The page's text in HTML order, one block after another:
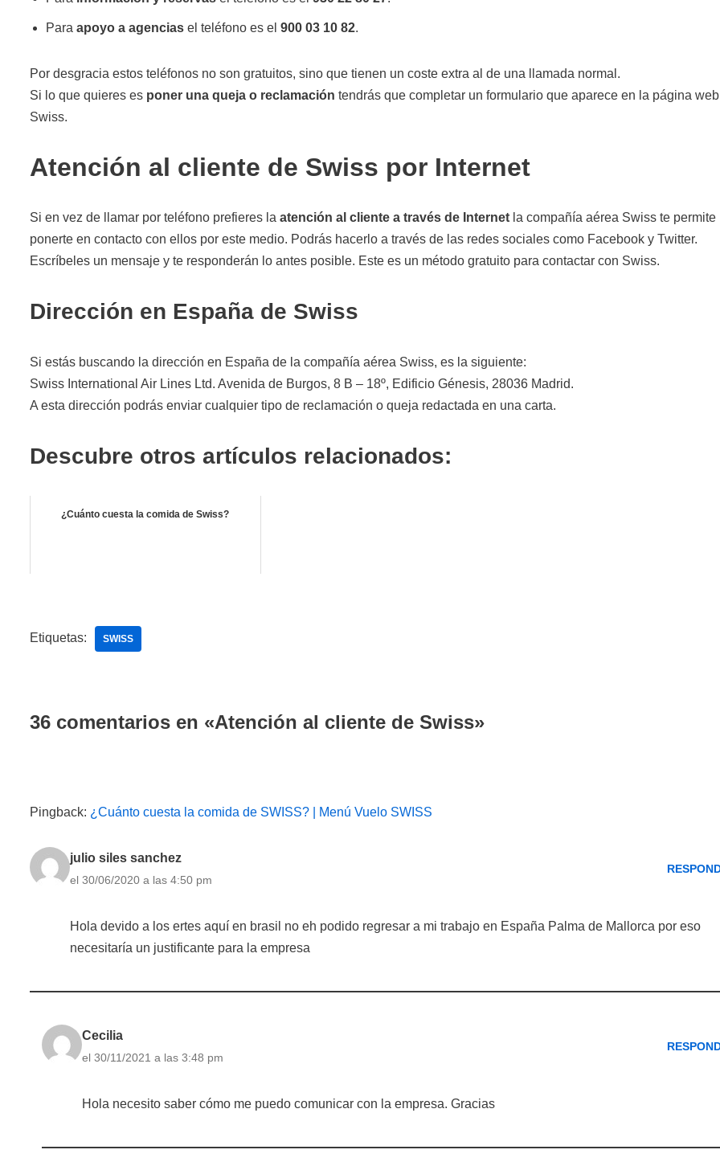
Para apoyo a agencias el teléfono es el 900 03 10 82.
Por desgracia estos teléfonos no son gratuitos, sino que tienen un coste extra al de una llamada normal.
Si lo que quieres es poner una queja o reclamación tendrás que completar un formulario que aparece en la página
Swiss.
Atención al cliente de Swiss por Internet
Si en vez de llamar por teléfono prefieres la atención al cliente a través de Internet la compañía aérea Swiss te permite
ponerte en contacto con ellos por este medio. Podrás hacerlo a través de las redes sociales como Facebook y Twitter.
Escríbeles un mensaje y te responderán lo antes posible. Este es un método gratuito para contactar con Swiss.
Dirección en España de Swiss
Si estás buscando la dirección en España de la compañía aérea Swiss, es la siguiente:
Swiss International Air Lines Ltd. Avenida de Burgos, 8 B – 18º, Edificio Génesis, 28036 Madrid.
A esta dirección podrás enviar cualquier tipo de reclamación o queja redactada en una carta.
Descubre otros artículos relacionados:
¿Cuánto cuesta la comida de Swiss?
Etiquetas: SWISS
36 comentarios en «Atención al cliente de Swiss»
Pingback: ¿Cuánto cuesta la comida de SWISS? | Menú Vuelo SWISS
julio siles sanchez
el 30/06/2020 a las 4:50 pm
Hola devido a los ertes aquí en brasil no eh podido regresar a mi trabajo en España Palma de Mallorca por eso
necesitaría un justificante para la empresa
Cecilia
el 30/11/2021 a las 3:48 pm
Hola necesito saber cómo me puedo comunicar con la empresa. Gracias